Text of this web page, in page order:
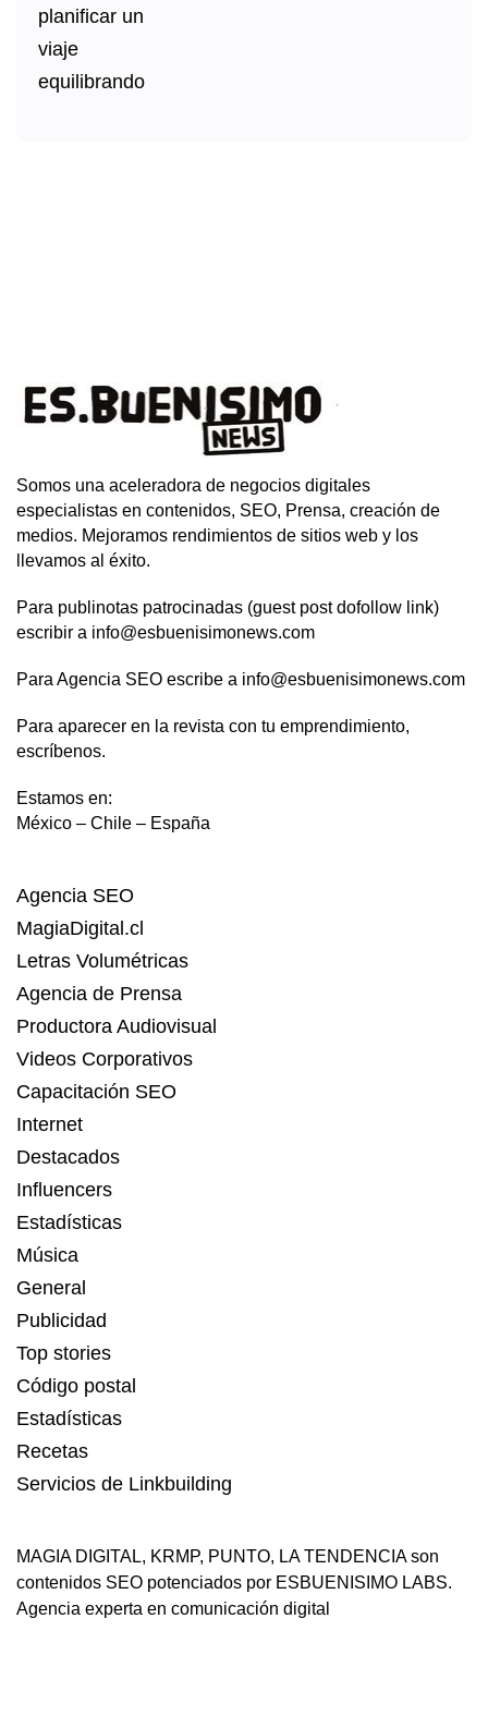
Somos una aceleradora de negocios digitales
especialistas en contenidos, SEO, Prensa, creación de
medios. Mejoramos rendimientos de sitios web y los
llevamos al éxito.
Para publinotas patrocinadas (guest post dofollow link)
escribir a info@esbuenisimonews.com
Para Agencia SEO escribe a info@esbuenisimonews.com
Para aparecer en la revista con tu emprendimiento,
escríbenos.
Estamos en:
México – Chile – España
Agencia SEO
MagiaDigital.cl
Letras Volumétricas
Agencia de Prensa
Productora Audiovisual
Videos Corporativos
Capacitación SEO
Internet
Destacados
Influencers
Estadísticas
Música
General
Publicidad
Top stories
Código postal
Estadísticas
Recetas
Servicios de Linkbuilding
MAGIA DIGITAL, KRMP, PUNTO, LA TENDENCIAson
contenidos SEO potenciados por ESBUENISIMO LABS.
Agencia experta en comunicación digital